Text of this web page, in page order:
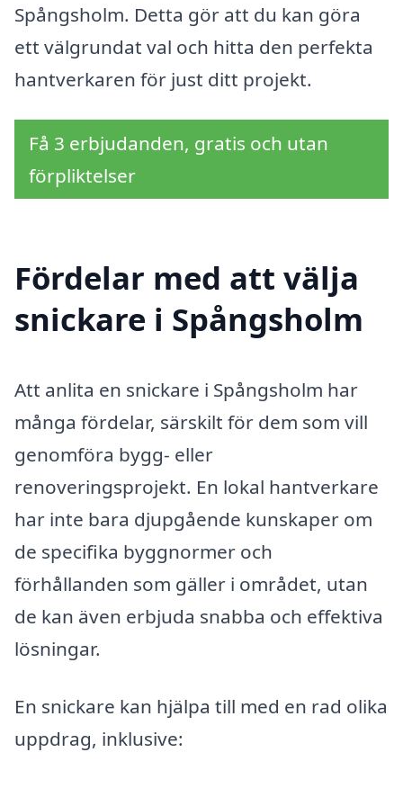
Spångsholm. Detta gör att du kan göra
ett välgrundat val och hitta den perfekta
hantverkaren för just ditt projekt.
Få 3 erbjudanden, gratis och utan
förpliktelser
Fördelar med att välja
snickare i Spångsholm
Att anlita en snickare i Spångsholm har
många fördelar, särskilt för dem som vill
genomföra bygg- eller
renoveringsprojekt. En lokal hantverkare
har inte bara djupgående kunskaper om
de specifika byggnormer och
förhållanden som gäller i området, utan
de kan även erbjuda snabba och effektiva
lösningar.
En snickare kan hjälpa till med en rad olika
uppdrag, inklusive: